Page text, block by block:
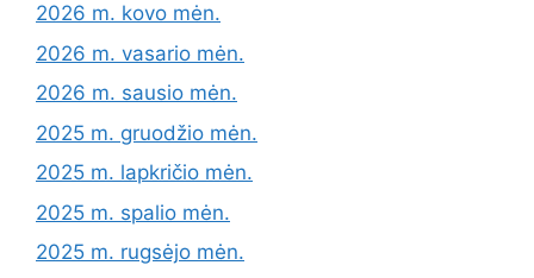
2026 m. kovo mėn.
2026 m. vasario mėn.
2026 m. sausio mėn.
2025 m. gruodžio mėn.
2025 m. lapkričio mėn.
2025 m. spalio mėn.
2025 m. rugsėjo mėn.